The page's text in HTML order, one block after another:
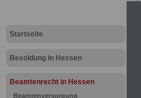
Startseite
Besoldung in Hessen
Beamtenrecht in Hessen
Beamtenversorgung